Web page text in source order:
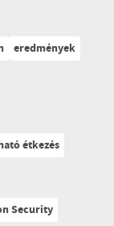
eredmények
étkezés
Security